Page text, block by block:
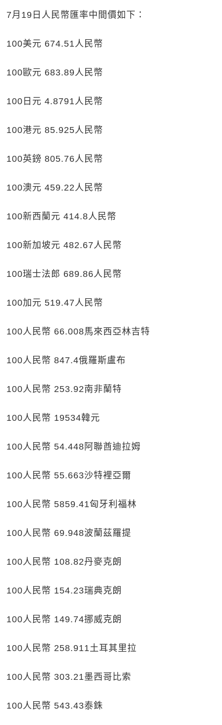
7月19日人民幣匯率中間價如下：
100美元 674.51人民幣
100歐元 683.89人民幣
100日元 4.8791人民幣
100港元 85.925人民幣
100英鎊 805.76人民幣
100澳元 459.22人民幣
100新西蘭元 414.8人民幣
100新加坡元 482.67人民幣
100瑞士法郎 689.86人民幣
100加元 519.47人民幣
100人民幣 66.008馬來西亞林吉特
100人民幣 847.4俄羅斯盧布
100人民幣 253.92南非蘭特
100人民幣 19534韓元
100人民幣 54.448阿聯酋迪拉姆
100人民幣 55.663沙特裡亞爾
100人民幣 5859.41匈牙利福林
100人民幣 69.948波蘭茲羅提
100人民幣 108.82丹麥克朗
100人民幣 154.23瑞典克朗
100人民幣 149.74挪威克朗
100人民幣 258.911土耳其里拉
100人民幣 303.21墨西哥比索
100人民幣 543.43泰銖